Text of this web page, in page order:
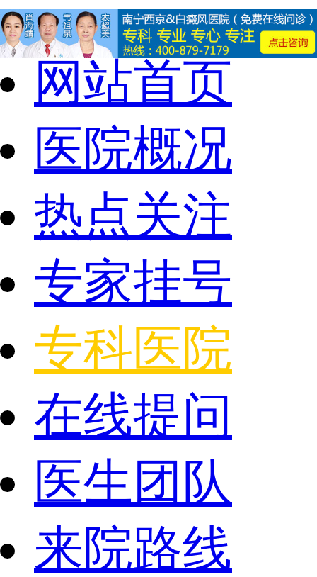
网站首页
医院概况
热点关注
专家挂号
专科医院
在线提问
医生团队
来院路线